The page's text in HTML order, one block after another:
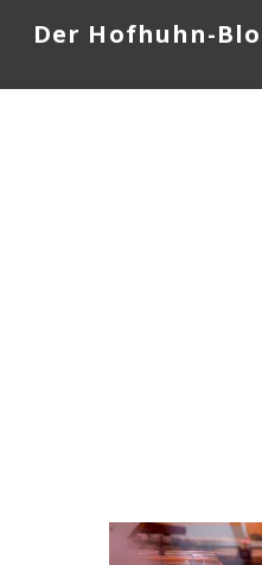
Der Hofhuhn-